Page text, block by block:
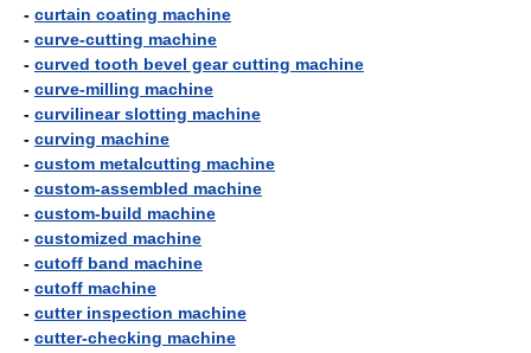
- curtain coating machine
- curve-cutting machine
- curved tooth bevel gear cutting machine
- curve-milling machine
- curvilinear slotting machine
- curving machine
- custom metalcutting machine
- custom-assembled machine
- custom-build machine
- customized machine
- cutoff band machine
- cutoff machine
- cutter inspection machine
- cutter-checking machine